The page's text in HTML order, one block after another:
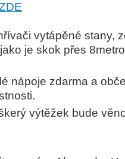
vytápěné stany,
je skok přes
nápoje zdarma a
výtěžek bude